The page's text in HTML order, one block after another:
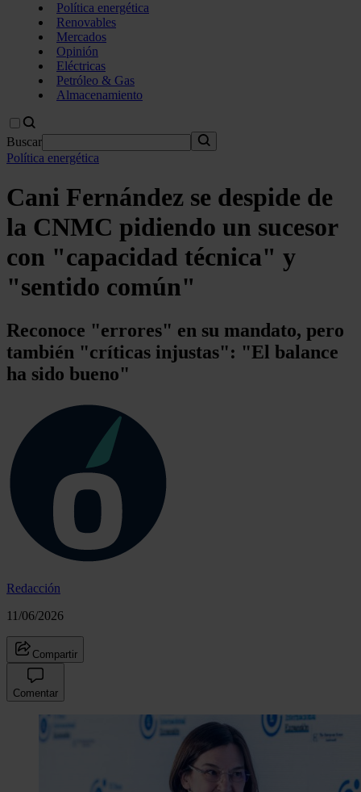
Política energética
Renovables
Mercados
Opinión
Eléctricas
Petróleo & Gas
Almacenamiento
Buscar
Política energética
Cani Fernández se despide de
la CNMC pidiendo un sucesor
con "capacidad técnica" y
"sentido común"
Reconoce "errores" en su mandato, pero
también "críticas injustas": "El balance
ha sido bueno"
Redacción
11/06/2026
Compartir
Comentar